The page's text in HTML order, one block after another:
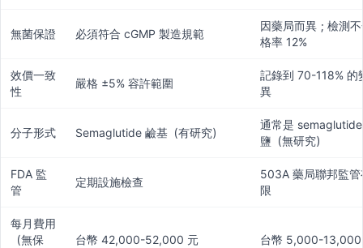
無菌保證 必須符合 cGMP 製造規範
因藥局而異；檢測
格率 12%
效價一致
性
嚴格 ±5% 容許範圍
記錄到 70-118% 的
異
分子形式 Semaglutide 鹼基（有研究）
通常是
鹽（無研究）
FDA 監
管
定期設施檢查
503A 藥局聯邦監管
限
每月費用
（無保
台幣 42,000-52,000 元 台幣 5,000-13,000